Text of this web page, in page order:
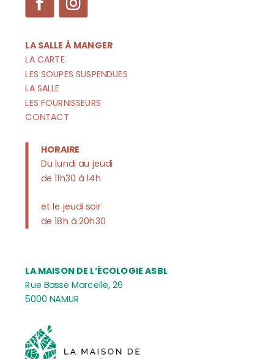
LA SALLE À MANGER
LA CARTE
LES SOUPES SUSPENDUES
LA SALLE
LES FOURNISSEURS
CONTACT
HORAIRE
Du lundi au jeudi
de 11h30 à 14h
et le jeudi soir
de 18h à 20h30
LA MAISON DE L’ÉCOLOGIE ASBL
Rue Basse Marcelle, 26
5000 NAMUR